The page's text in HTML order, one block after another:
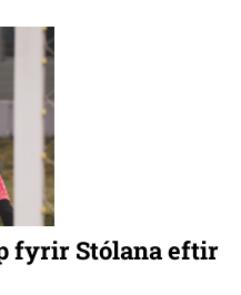
fyrir Stólana eftir